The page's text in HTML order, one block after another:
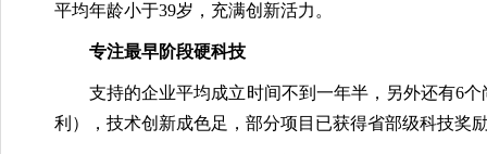
平均年龄小于39岁，充满创新活力。
专注最早阶段硬科技
支持的企业平均成立时间不到一年半，另外还有6
利），技术创新成色足，部分项目已获得省部级科技奖